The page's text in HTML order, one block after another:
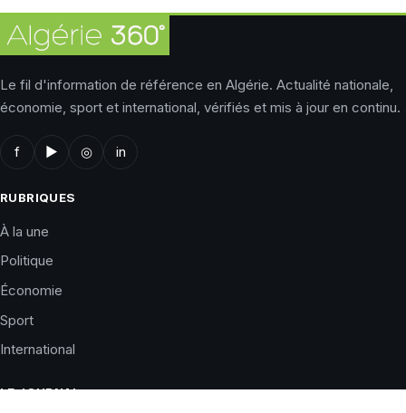
Le fil d'information de référence en Algérie. Actualité nationale,
économie, sport et international, vérifiés et mis à jour en continu.
f ▶ ◎ in
RUBRIQUES
À la une
Politique
Économie
Sport
International
LE JOURNAL